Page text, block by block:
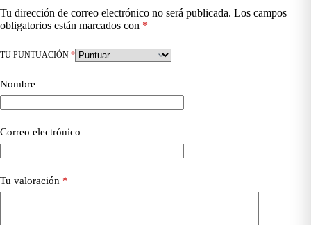
Tu dirección de correo electrónico no será publicada. Los campos
obligatorios están marcados con *
TU PUNTUACIÓN *
Nombre
Correo electrónico
Tu valoración *